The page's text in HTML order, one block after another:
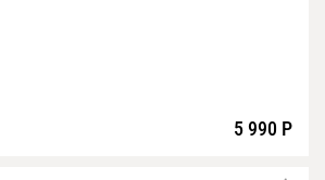
5 990 Р